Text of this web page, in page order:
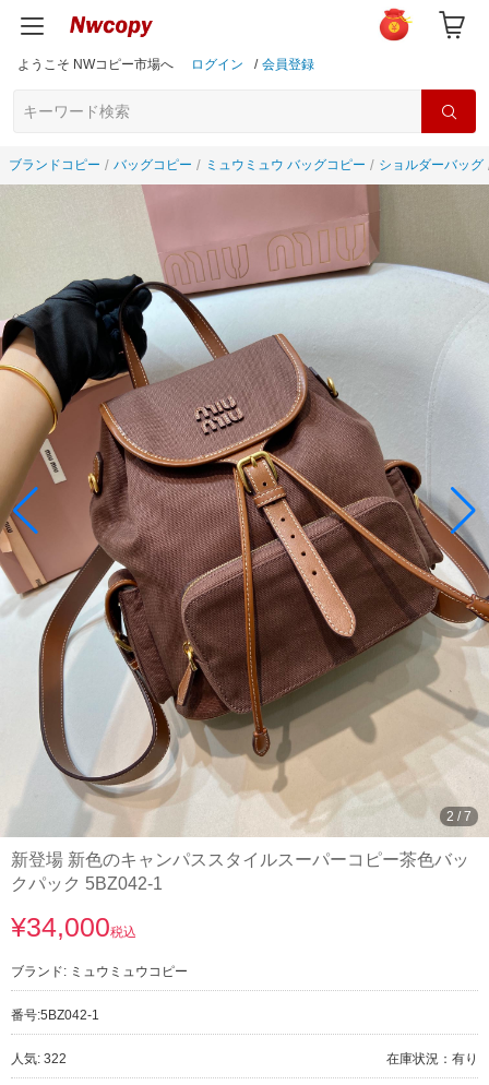
ようこそ NWコピー市場へ ログイン / 会員登録
ブランドコピー バッグコピー ミュウミュウ バッグコピー ショルダーバッグ
3 /7
新登場 新色のキャンパススタイルスーパーコピー茶色バッ
クパック 5BZ042-1
¥34,000税込
ブランド: ミュウミュウコピー
番号:5BZ042-1
人気: 322 在庫状況：有り